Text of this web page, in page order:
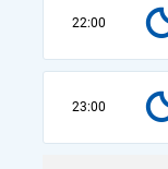
22:00
23:00